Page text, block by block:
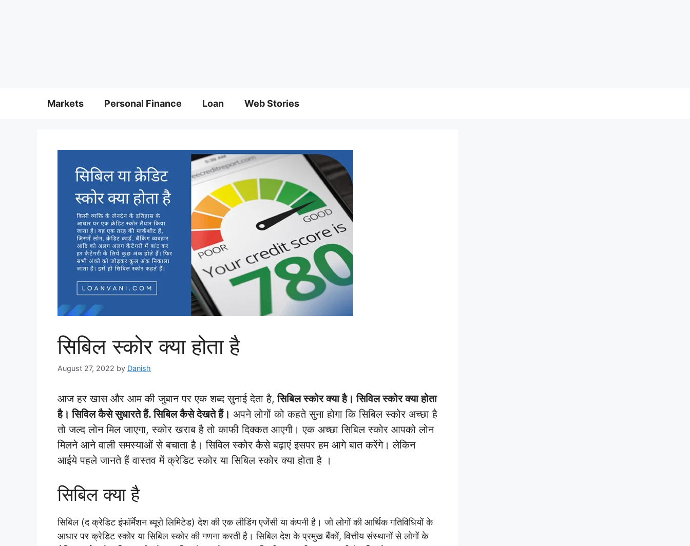
Markets Personal Finance Loan Web Stories
सिबिल स्कोर क्या होता है
August 27, 2022 by Danish
आज हर खास और आम की जुबान पर एक शब्द सुनाई देता है, सिबिल स्कोर क्या है। सिविल स्कोर क्या होता
है। सिविल कैसे सुधारते हैं. सिबिल कैसे देखते हैं। अपने लोगों को कहते सुना होगा कि सिबिल स्कोर अच्छा है
तो जल्द लोन मिल जाएगा, स्कोर खराब है तो काफी दिक्कत आएगी। एक अच्छा सिबिल स्कोर आपको लोन
मिलने आने वाली समस्याओं से बचाता है। सिविल स्कोर कैसे बढ़ाएं इसपर हम आगे बात करेंगे। लेकिन
आईये पहले जानते हैं वास्तव में क्रेडिट स्कोर या सिबिल स्कोर क्या होता है ।
सिबिल क्या है
सिबिल (द क्रेडिट इंफॉर्मेशन ब्यूरो लिमिटेड) देश की एक लीडिंग एजेंसी या कंपनी है। जो लोगों की आर्थिक गतिविधियों के
आधार पर क्रेडिट स्कोर या सिबिल स्कोर की गणना करती है। सिबिल देश के प्रमुख बैंकों, वित्तीय संस्थानों से लोगों के